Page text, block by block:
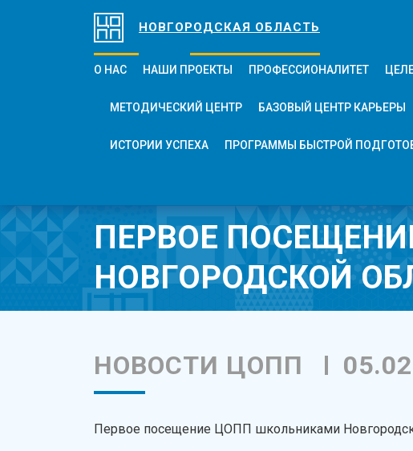
НОВГОРОДСКАЯ ОБЛАСТЬ
О НАС НАШИ ПРОЕКТЫ ПРОФЕССИОНАЛИТЕТ
МЕТОДИЧЕСКИЙ ЦЕНТР БАЗОВЫЙ ЦЕНТР КАРЬЕРЫ
ИСТОРИИ УСПЕХА ПРОГРАММЫ БЫСТРОЙ
ПЕРВОЕ
НОВГОРОДСКОЙ
НОВОСТИ ЦОПП
Первое посещение ЦОПП школьниками